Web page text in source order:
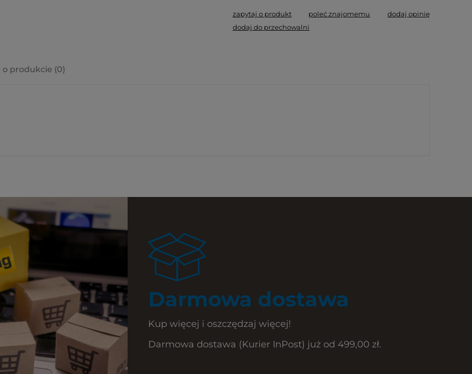
zapytaj o produkt poleć znajomemu
dodaj opinię
dodaj do przechowalni
o produkcie (0)
Darmowa dostawa
Kup więcej i oszczędzaj więcej!
Darmowa dostawa (Kurier InPost) już od 499,00 zł.